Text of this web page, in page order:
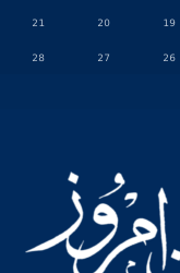
19
20
21
26
27
28